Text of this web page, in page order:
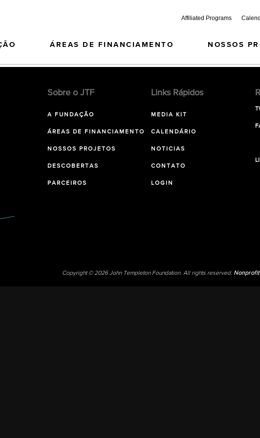
Affiliated Programs
ÁREAS DE FINANCIAMENTO NOSSOS
Sobre o JTF
A FUNDAÇÃO
ÁREAS DE FINANCIAMENTO
NOSSOS PROJETOS
DESCOBERTAS
PARCEIROS
Links Rápidos
MEDIA KIT
CALENDÁRIO
NOTICIAS
CONTATO
LOGIN
Copyright © 2026 John Templeton Foundation. All rights reserved.